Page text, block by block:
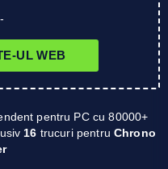
UL WEB
pentru PC cu 80000+
16 trucuri pentru Chrono